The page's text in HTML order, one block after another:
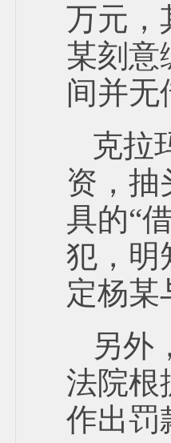
万元，
某刻意
间并无
克拉
资，抽
具的“
犯，明
定杨某
另外
法院根
作出罚